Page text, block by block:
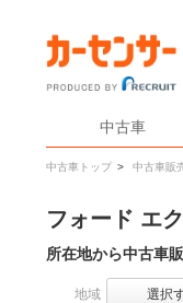
中古車
中古車トップ > 中古車販
フォード エ
所在地から中古車
地域 選択